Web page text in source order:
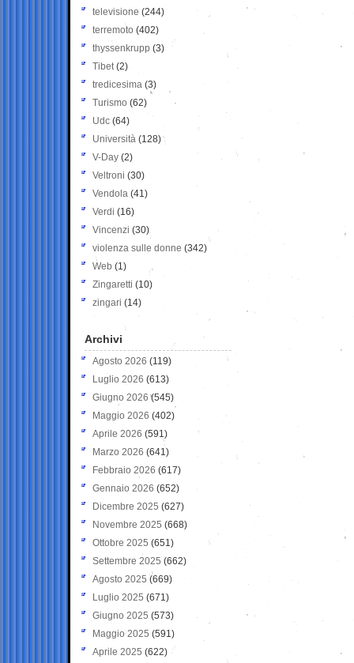
televisione(244)
terremoto (402)
thyssenkrupp (3)
Tibet(2)
tredicesima (3)
Turismo (62)
Udc (64)
Università (128)
V-Day (2)
Veltroni (30)
Vendola (41)
Verdi (16)
Vincenzi (30)
violenza sulle donne (342)
Web (1)
Zingaretti (10)
zingari (14)
Archivi
Agosto 2026 (119)
Luglio 2026 (613)
Giugno 2026 (545)
Maggio 2026 (402)
Aprile 2026 (591)
Marzo 2026 (641)
Febbraio 2026 (617)
Gennaio 2026 (652)
Dicembre 2025 (627)
Novembre 2025 (668)
Ottobre 2025 (651)
Settembre 2025 (662)
Agosto 2025 (669)
Luglio 2025 (671)
Giugno 2025 (573)
Maggio 2025 (591)
Aprile 2025 (622)